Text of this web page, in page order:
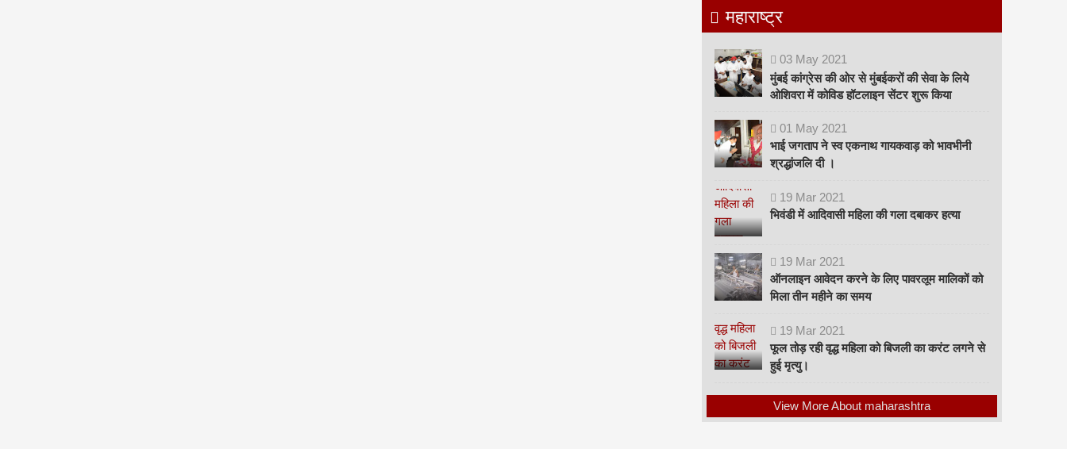
महाराष्ट्र
03 May 2021
मुंबई कांग्रेस की ओर से मुंबईकरों की सेवा के लिये
ओशिवरा में कोविड हॉटलाइन सेंटर शुरू किया
01 May 2021
भाई जगताप ने स्व एकनाथ गायकवाड़ को भावभीनी
श्रद्धांजलि दी ।
19 Mar 2021
भिवंडी में आदिवासी महिला की गला दबाकर हत्या
19 Mar 2021
ऑनलाइन आवेदन करने के लिए पावरलूम मालिकों को
मिला तीन महीने का समय
19 Mar 2021
फूल तोड़ रही वृद्ध महिला को बिजली का करंट लगने से
हुई मृत्यु।
View More About maharashtra